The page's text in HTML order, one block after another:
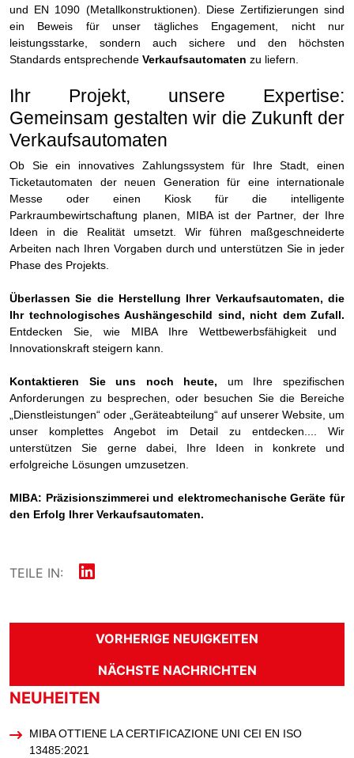
und EN 1090 (Metallkonstruktionen). Diese Zertifizierungen sind
ein Beweis für unser tägliches Engagement, nicht nur
leistungsstarke, sondern auch sichere und den höchsten
Standards entsprechende Verkaufsautomaten zu liefern.
Ihr Projekt, unsere Expertise:
Gemeinsam gestalten wir die Zukunft der
Verkaufsautomaten
Ob Sie ein innovatives Zahlungssystem für Ihre Stadt, einen
Ticketautomaten der neuen Generation für eine internationale
Messe oder einen Kiosk für die intelligente
Parkraumbewirtschaftung planen, MIBA ist der Partner, der Ihre
Ideen in die Realität umsetzt. Wir führen maßgeschneiderte
Arbeiten nach Ihren Vorgaben durch und unterstützen Sie in jeder
Phase des Projekts.
Überlassen Sie die Herstellung Ihrer Verkaufsautomaten, die
Ihr technologisches Aushängeschild sind, nicht dem Zufall.
Entdecken Sie, wie MIBA Ihre Wettbewerbsfähigkeit und
Innovationskraft steigern kann.
Kontaktieren Sie uns noch heute, um Ihre spezifischen
Anforderungen zu besprechen, oder besuchen Sie die Bereiche
„Dienstleistungen“ oder „Geräteabteilung“ auf unserer Website, um
unser komplettes Angebot im Detail zu entdecken.... Wir
unterstützen Sie gerne dabei, Ihre Ideen in konkrete und
erfolgreiche Lösungen umzusetzen.
MIBA: Präzisionszimmerei und elektromechanische Geräte für
den Erfolg Ihrer Verkaufsautomaten.
TEILE IN:
VORHERIGE NEUIGKEITEN
NÄCHSTE NACHRICHTEN
NEUHEITEN
MIBA OTTIENE LA CERTIFICAZIONE UNI CEI EN ISO
13485:2021